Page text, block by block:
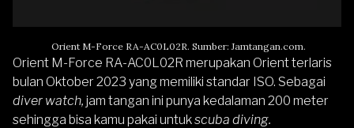
Orient M-Force RA-AC0L02R. Sumber: Jamtangan.com.
Orient M-Force RA-AC0L02R merupakan Orient terlaris
bulan Oktober 2023 yang memiliki standar ISO. Sebagai
diver watch, jam tangan ini punya kedalaman 200 meter
sehingga bisa kamu pakai untukscuba diving.